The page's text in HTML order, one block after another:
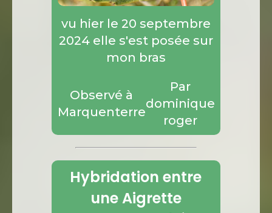
vu hier le 20 septembre
2024 elle s'est posée sur
mon bras
Observé à
Marquenterre
Par
dominique
roger
Hybridation entre
une Aigrette